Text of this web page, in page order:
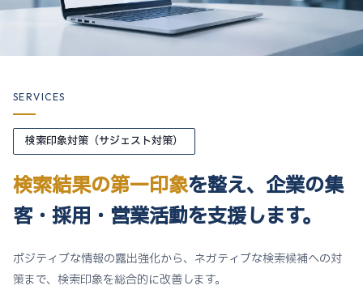
SERVICES
検索印象対策（サジェスト対策）
検索結果の第一印象を整え、 企業の集
客・採用・営業活動を支援します。
ポジティブな情報の露出強化から、ネガティブな検索候補への対
策まで、検索印象を総合的に改善します。